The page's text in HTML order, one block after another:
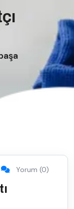
Yorum (0)